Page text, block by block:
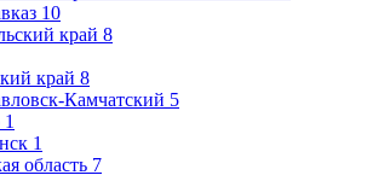
10
край 8
край 8
Камчатский 5
1
1
область 7